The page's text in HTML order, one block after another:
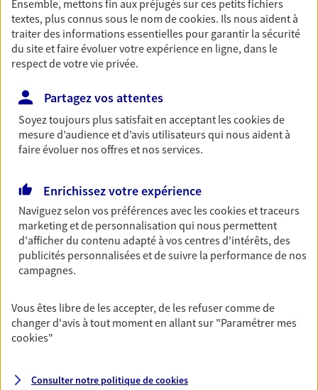
Votre logement est unique, comme vous. Le
contrat Ma Maison assure votre sérénité en
protégeant ce qui vous tient à coeur.
OBTENIR UN TARIF EN LIGNE
Bricoleuse, féru de jardinage, pâtissier en herbe
ou grande lectrice… personne n'est à l'abri d'un
accident du quotidien. Avec Ma Protection
Accident, protégez votre qualité de vie et vos
revenus.
Découvrir l'offre Garantie Accidents de la Vie
Ensemble, mettons fin aux préjugés sur ces petits fichiers
textes, plus connus sous le nom decookies. Ils nous aident à
traiter des informations essentielles pour garantir la sécurité
du site et faire évoluer votre expérience en ligne, dans le
respect de votre vie privée.
Partagez vos attentes
Soyez toujours plus satisfait en acceptant lescookiesde
mesure d’audience et d’avis utilisateurs qui nous aident à
faire évoluer nos offres et nos services.
Enrichissez votre expérience
Naviguez selon vos préférences avec lescookies et traceurs
marketing et de personnalisation qui nous permettent
d'afficher du contenu adapté à vos centres d'intérêts, des
publicités personnalisées et de suivre la performance de nos
campagnes.
Vous êtes libre de les accepter, de les refuser comme de
changer d'avis à tout moment en allant sur "Paramétrer mes
cookies"
Consulter notre politique decookies